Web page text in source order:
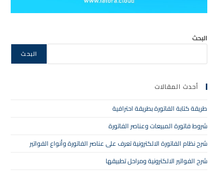
البحث
البحث
أحدث المقالات
طريقة كتابة الفاتورة بطريقة احترافية
شروط فاتورة المبيعات وعناصر الفاتورة
شرح نظام الفاتورة الالكترونية تعرف على عناصر الفاتورة وأنواع الفواتير
شرح الفواتير الالكترونية ومراحل تطبيقها